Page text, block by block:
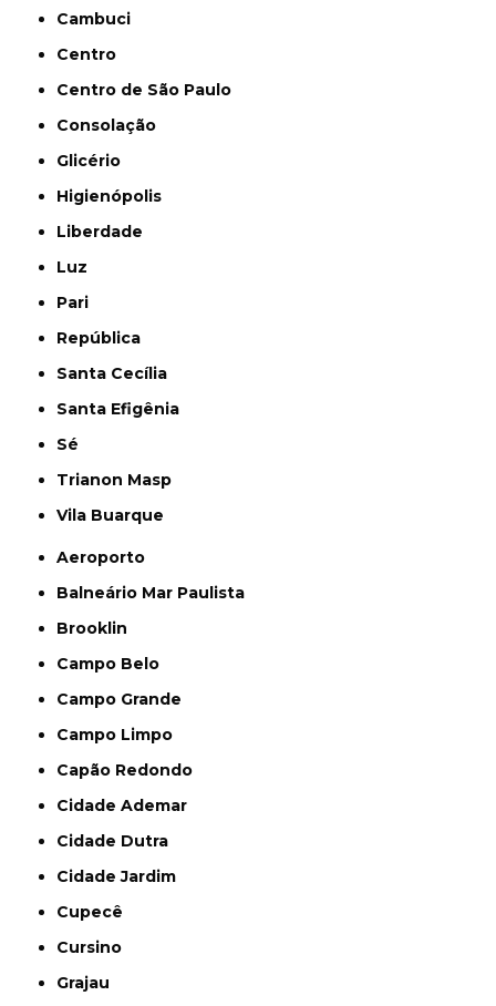
Cambuci
Centro
Centro de São Paulo
Consolação
Glicério
Higienópolis
Liberdade
Luz
Pari
República
Santa Cecília
Santa Efigênia
Sé
Trianon Masp
Vila Buarque
Aeroporto
Balneário Mar Paulista
Brooklin
Campo Belo
Campo Grande
Campo Limpo
Capão Redondo
Cidade Ademar
Cidade Dutra
Cidade Jardim
Cupecê
Cursino
Grajau